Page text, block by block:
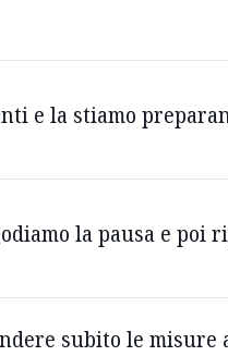
e la stiamo
la pausa e poi
subito le misure